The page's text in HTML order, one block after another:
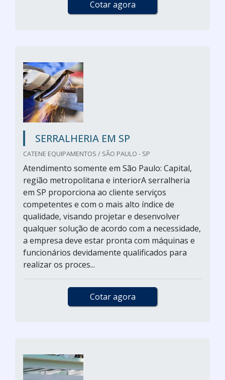
Cotar agora
SERRALHERIA EM SP
CATENE EQUIPAMENTOS / SÃO PAULO - SP
Atendimento somente em São Paulo: Capital,
região metropolitana e interiorA serralheria
em SP proporciona ao cliente serviços
competentes e com o mais alto índice de
qualidade, visando projetar e desenvolver
qualquer solução de acordo com a necessidade,
a empresa deve estar pronta com máquinas e
funcionários devidamente qualificados para
realizar os proces...
Cotar agora